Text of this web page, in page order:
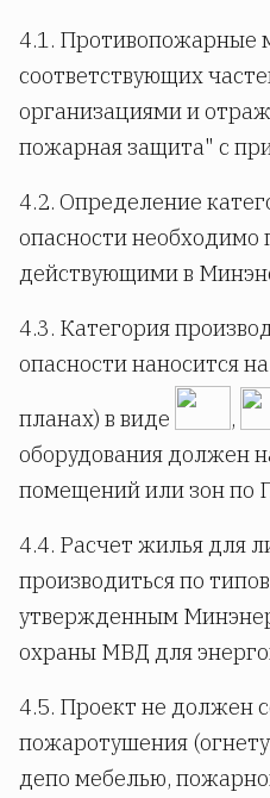
4.1. Противопожарные
соответствующих
организациями и
пожарная защита" с
4.2. Определение
опасности необходимо
действующими в
4.3. Категория
опасности наносится
планах) в виде
,
оборудования должен
помещений или зон по
4.4. Расчет жилья для
производиться по
утвержденным
охраны МВД для
4.5. Проект не должен
пожаротушения
депо мебелью,